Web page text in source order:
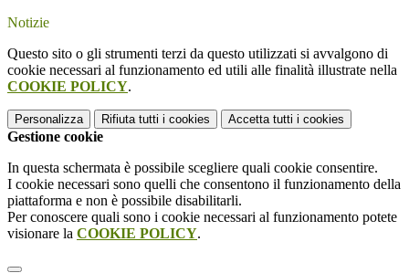
Notizie
Questo sito o gli strumenti terzi da questo utilizzati si avvalgono di
cookie necessari al funzionamento ed utili alle finalità illustrate nella
COOKIE POLICY.
Personalizza Rifiuta tutti i cookies Accetta tutti i cookies
Gestione cookie
In questa schermata è possibile scegliere quali cookie consentire.
I cookie necessari sono quelli che consentono il funzionamento della
piattaforma e non è possibile disabilitarli.
Per conoscere quali sono i cookie necessari al funzionamento potete
visionare la COOKIE POLICY.